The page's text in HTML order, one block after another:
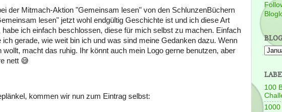
der Mitmach-Aktion "Gemeinsam lesen" von den SchlunzenBüchern
lesen" jetzt wohl endgültig Geschichte ist und ich diese Art
habe ich einfach beschlossen, diese für mich selbst zu machen. Einfach
gerade, wie weit bin ich und was sind meine Gedanken dazu. Wenn
macht das ruhig. Ihr könnt auch mein Logo gerne benutzen, aber
nett 😅
kommen wir nun zum Eintrag selbst:
100